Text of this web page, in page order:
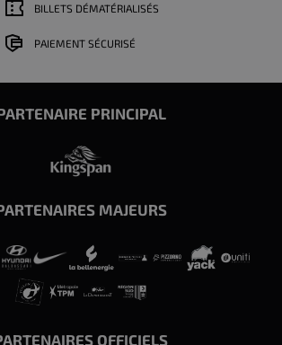
BILLETS DÉMATÉRIALISÉS
PAIEMENT SÉCURISÉ
PRINCIPAL
MAJEURS
OFFICIELS